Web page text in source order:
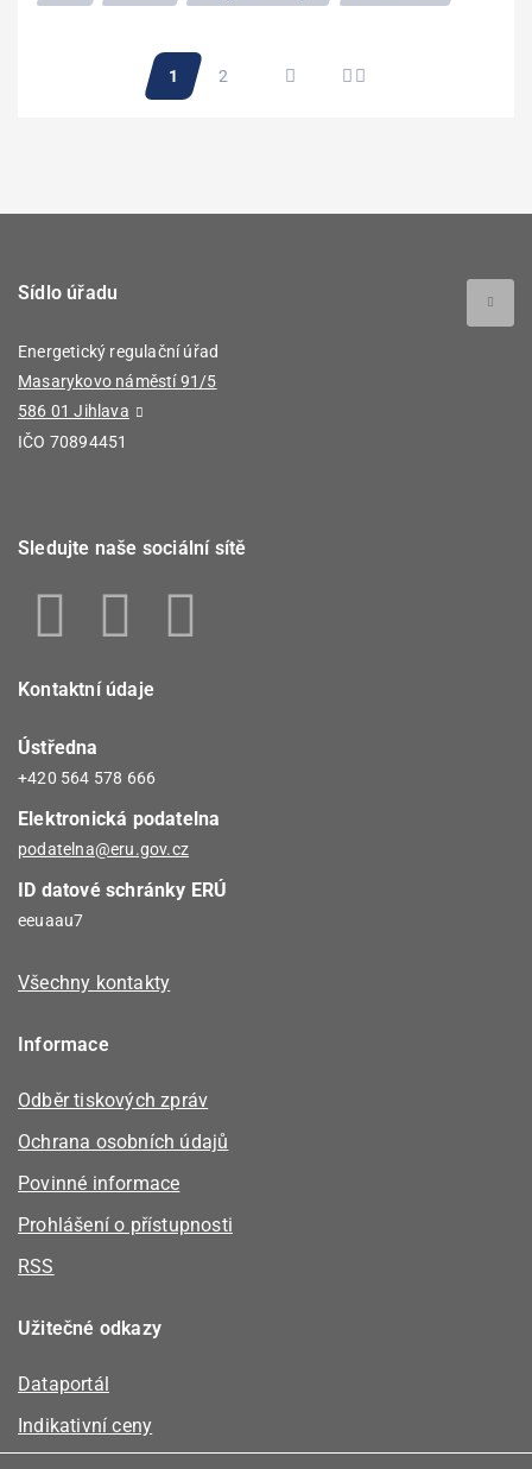
Aktuální
1 Stránka
2
Sídlo úřadu
Energetický regulační úřad
Masarykovo náměstí 91/5
586 01 Jihlava
IČO 70894451
Sledujte naše sociální sítě
Kontaktní údaje
Ústředna
+420 564 578 666
Elektronická podatelna
podatelna@eru.gov.cz
ID datové schránky ERÚ
eeuaau7
Všechny kontakty
Informace
Odběr tiskových zpráv
Ochrana osobních údajů
Povinné informace
Prohlášení o přístupnosti
RSS
Užitečné odkazy
Dataportál
Indikativní ceny